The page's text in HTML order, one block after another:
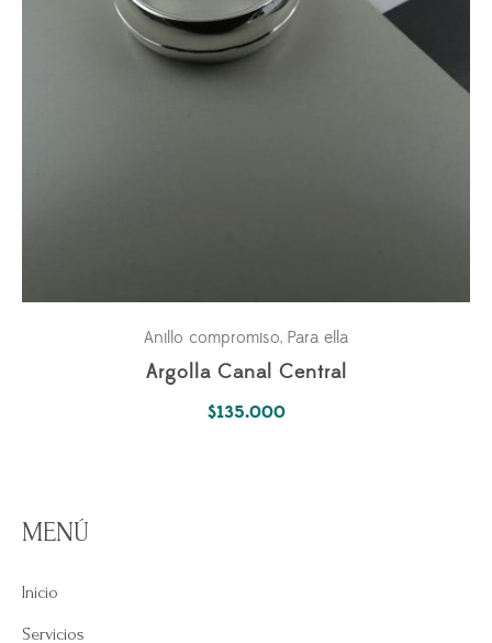
Anillo compromiso, Para ella
Argolla Canal Central
$135.000
MENÚ
Inicio
Servicios